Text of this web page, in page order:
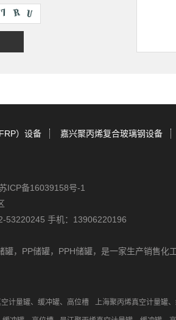
）设备 嘉兴聚丙烯复合玻璃钢设备
ICP备16039158号-1
53220245 手机：13906220196
罐， PP储罐， PPH储罐，是一家生产销售化
计量罐、缓冲罐、高位槽 上海聚丙烯真空计量罐